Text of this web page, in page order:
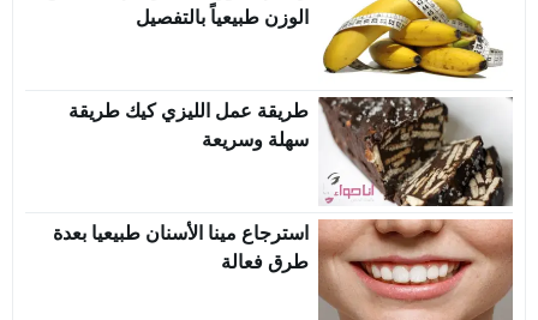
الوزن طبيعياً بالتفصيل
طريقة عمل الليزي كيك طريقة
سهلة وسريعة
استرجاع مينا الأسنان طبيعيا بعدة
طرق فعالة